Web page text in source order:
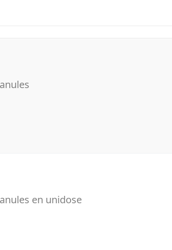
en unidose